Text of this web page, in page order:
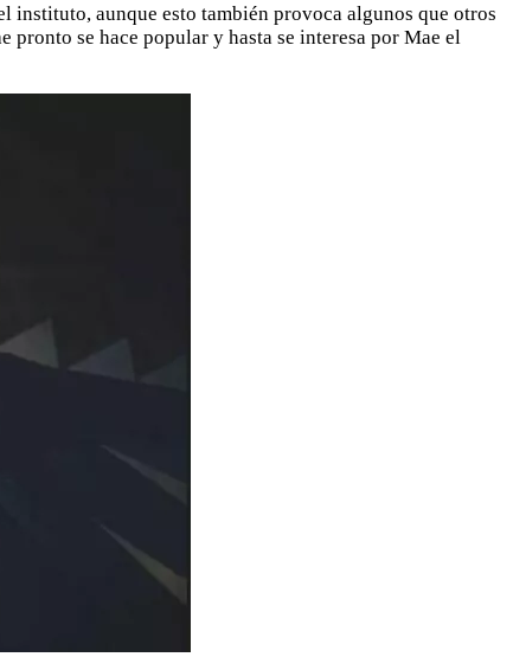
instituto, aunque esto también provoca algunos que otros
se hace popular y hasta se interesa por Mae el